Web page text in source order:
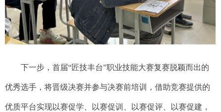
下一步，首届“匠技丰台”职业技能大赛复赛脱颖而出的
优秀选手，将晋级决赛并参与决赛前培训，借助竞赛提供的
优质平台实现以赛促学、以赛促训、以赛促评、以赛促建，